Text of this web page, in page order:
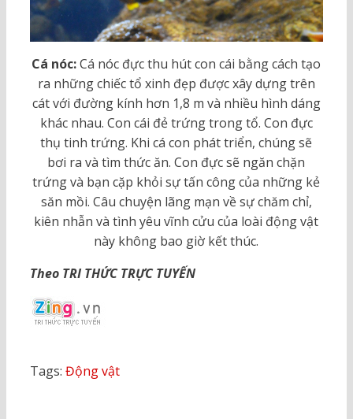
Cá nóc:Cá nóc đực thu hút con cái bằng cách tạo
ra những chiếc tổ xinh đẹp được xây dựng trên
cát với đường kính hơn 1,8 m và nhiều hình dáng
khác nhau. Con cái đẻ trứng trong tổ. Con đực
thụ tinh trứng. Khi cá con phát triển, chúng sẽ
bơi ra và tìm thức ăn. Con đực sẽ ngăn chặn
trứng và bạn cặp khỏi sự tấn công của những kẻ
săn mồi. Câu chuyện lãng mạn về sự chăm chỉ,
kiên nhẫn và tình yêu vĩnh cửu của loài động vật
này không bao giờ kết thúc.
Theo TRI THỨC TRỰC TUYẾN
Tags: Động vật